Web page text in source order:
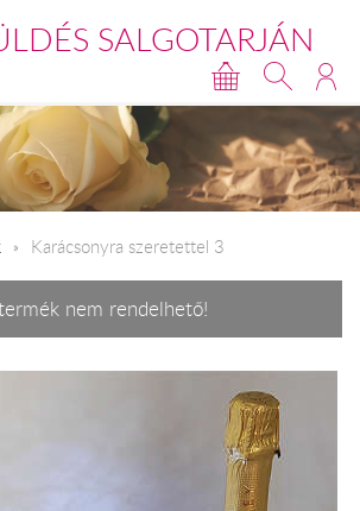
SALGOTARJÁN
Karácsonyra szeretettel 3
nem rendelhető!